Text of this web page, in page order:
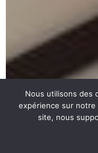
Nous utilisons des
expérience sur
site, nous